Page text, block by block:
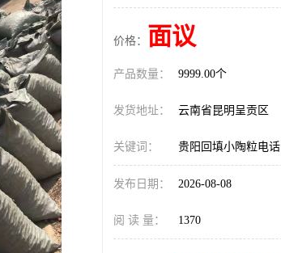
价格： 面议
产品数量： 9999.00个
发货地址： 云南省昆明呈贡区
关键词： 贵阳回填小陶粒电话
发布日期： 2026-08-08
阅 读 量： 1370